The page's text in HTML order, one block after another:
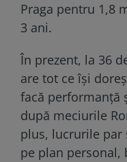
Praga pentru 1,8
3 ani.
În prezent, la 36
are tot ce își
facă performanță
după meciurile
plus, lucrurile par
pe plan personal,